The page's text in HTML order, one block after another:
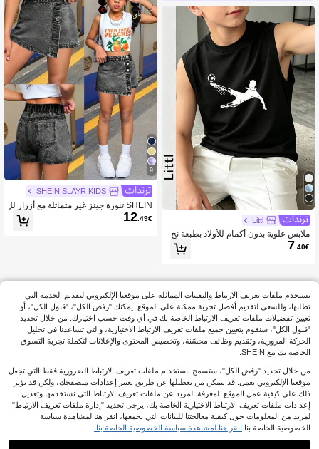
Littl
ملابس علوية بدون أكمام للأولاد بطبعة نج
م كرة القدم، ملابس علوية رياضي بدون أك
مام قابل للتنفس، مناسب للرياضة والصي
7.40€
9
SHEIN SLAYR KIDS
SHEIN تنورة جينز غير متماثلة مع أزرار لل
فتيات المراهقات، ملابس صيفية كاجوال ب
وهيمية للفتيات للعطلات والاستخدام اليو
12.49€
نستخدم ملفات تعريف الارتباط والتقنيات المماثلة على موقعنا الإلكتروني لتقديم الخدمة التي
تطلبها، وللسعي لتقديم أفضل تجربة ممكنة على الموقع. يمكنك "رفض الكل"، "قبول الكل"، أو
تعيين تفضيلات ملفات تعريف الارتباط الخاصة بك في أي وقت حسب اختيارك. من خلال تحديد
"قبول الكل"، سنقوم بتعيين جميع ملفات تعريف الارتباط الاختيارية، والتي تساعدنا في تحليل
الحركة المرورية، وتقديم وظائف محسّنة، وتخصيص المحتوى والإعلانات لتكملة تجربة التسوق
الخاصة بك مع SHEIN.
من خلال تحديد "رفض الكل"، ستسمح باستخدام ملفات تعريف الارتباط الضرورية فقط التي تجعل
موقعنا الإلكتروني يعمل. قد تتمكن من تعطيلها عن طريق تغيير إعدادات متصفحك، ولكن قد يؤثر
ذلك على كيفية عمل الموقع. لمعرفة المزيد عن ملفات تعريف الارتباط التي نستخدمها وتعديل
إعدادات ملفات تعريف الارتباط الاختيارية الخاصة بك، يرجى تحديد "إدارة ملفات تعريف الارتباط".
لمزيد من المعلومات حول كيفية معالجتنا للبيانات التي نجمعها، انقر هنا لمشاهدة سياسة
الخصوصية الخاصة بنا. انقر هنا لمشاهدة سياسة الخصوصية الخاصة بنا.